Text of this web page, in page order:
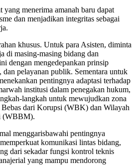
yang menerima amanah baru dapat
dan menjadikan integritas sebagai
khusus. Untuk para Asisten, diminta
di masing-masing bidang dan
dengan mengedepankan prinsip
dan pelayanan publik. Sementara untuk
pentingnya adaptasi terhadap
institusi dalam penegakan hukum,
langkah untuk mewujudkan zona
dari Korupsi (WBK) dan Wilayah
(WBBM).
menggarisbawahi pentingnya
komunikasi lintas bidang,
dari sekadar fungsi kontrol teknis
yang mampu mendorong